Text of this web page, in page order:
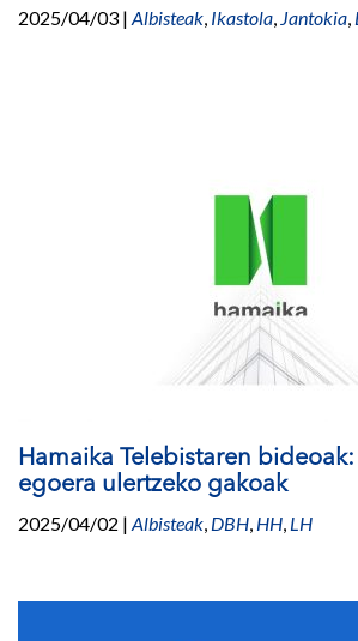
2025/04/03 | Albisteak, Ikastola, Jantokia,
Hamaika Telebistaren
egoera ulertzeko gakoak
2025/04/02 | Albisteak, DBH, HH, LH